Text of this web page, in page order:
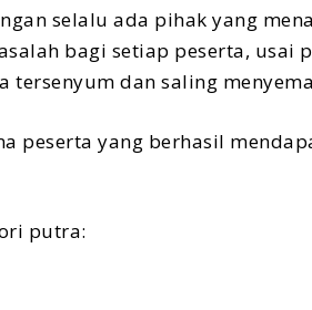
selalu ada pihak yang
bagi setiap peserta, usai
tersenyum dan saling
peserta yang berhasil
putra: